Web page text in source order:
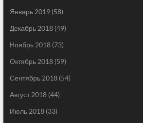
Январь 2019(58)
Декабрь 2018(49)
Ноябрь 2018(73)
Октябрь 2018(59)
Сентябрь 2018(54)
Август 2018(44)
Июль 2018(33)